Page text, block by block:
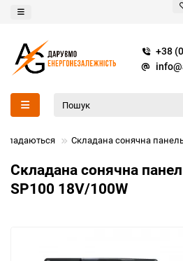
+38
Складана сонячна
Складана сонячна
SP100 18V/100W